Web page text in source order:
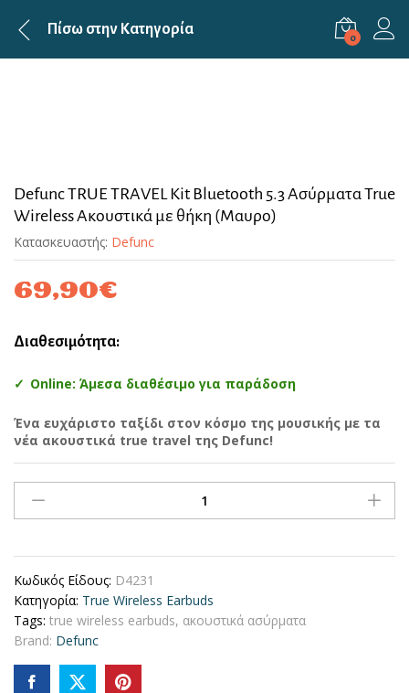
Πίσω στην Κατηγορία 0
Defunc TRUE TRAVEL Kit Bluetooth 5.3 Ασύρματα True
Wireless Ακουστικά με θήκη (Μαυρο)
Κατασκευαστής: Defunc
69,90€
Διαθεσιμότητα:
Online: Άμεσα διαθέσιμο για παράδοση
Ένα ευχάριστο ταξίδι στον κόσμο της μουσικής με τα
νέα ακουστικά true travel της Defunc!
Bluetooth
5.3
Ασύρματα
True
Wireless
Ακουστικά
Κωδικός Είδους: D4231
Κατηγορία: Τrue Wireless Earbuds
Tags: true wireless earbuds, ακουστικά ασύρματα
Brand: Defunc